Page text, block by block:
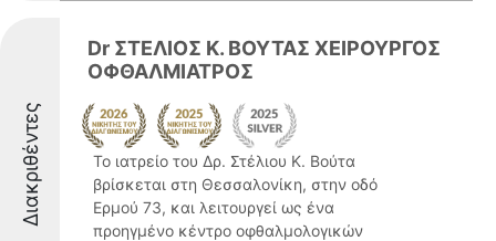
Διακριθέντες
Dr ΣΤΕΛΙΟΣ Κ. ΒΟΥΤΑΣ ΧΕΙΡΟΥΡΓΟΣ
ΟΦΘΑΛΜΙΑΤΡΟΣ
Το ιατρείο του Δρ. Στέλιου Κ. Βούτα
βρίσκεται στη Θεσσαλονίκη, στην οδό
Ερμού 73, και λειτουργεί ως ένα
προηγμένο κέντρο οφθαλμολογικών